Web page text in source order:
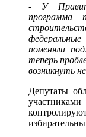
- У
программа
поменяли
теперь
возникнуть
Депутаты